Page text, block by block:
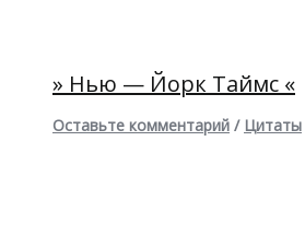
» Нью — Йорк Таймс «
Оставьте комментарий / Цитаты